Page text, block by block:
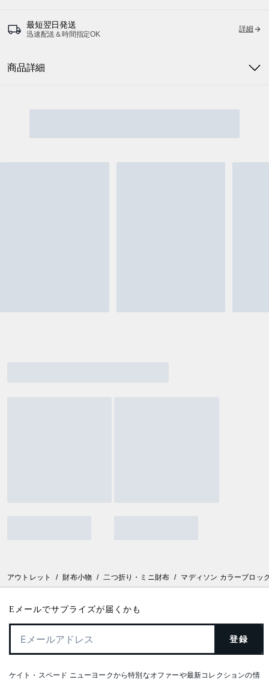
最短翌日発送
迅速配送＆時間指定OK
詳細
商品詳細
アウトレット / 財布小物 / 二つ折り・ミニ財布 / マディソン カラーブロッ
Eメールでサプライズが届くかも
登録
ケイト・スペード ニューヨークから特別なオファーや最新コレクションの情